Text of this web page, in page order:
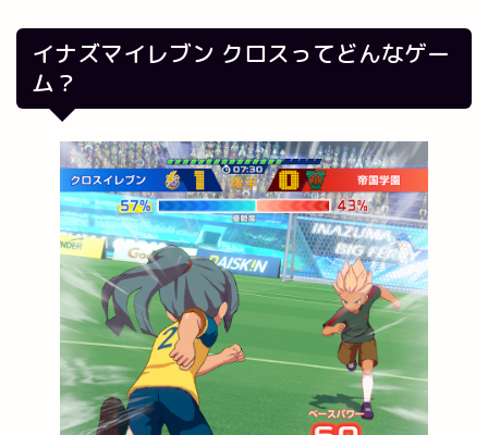
イナズマイレブン クロスってどんなゲー
ム？